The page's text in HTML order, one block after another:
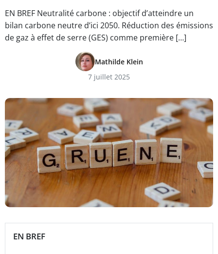
EN BREF Neutralité carbone : objectif d’atteindre un
bilan carbone neutre d’ici 2050. Réduction des émissions
de gaz à effet de serre (GES) comme première […]
Mathilde Klein
7 juillet 2025
EN BREF